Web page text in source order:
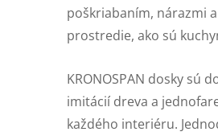
poškriabaním, nárazmi
prostredie, ako sú
KRONOSPAN dosky sú
imitácií dreva a
každého interiéru.